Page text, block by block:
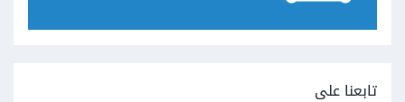
تابعنا على